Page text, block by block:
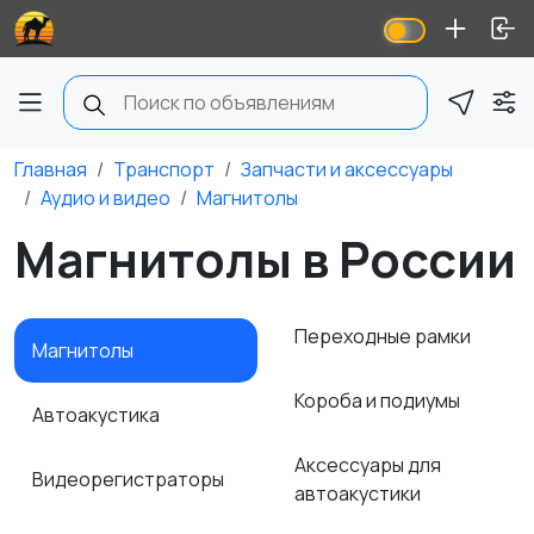
Главная Транспорт
Запчасти и аксессуары
Аудио и видео
Магнитолы
Магнитолы в России
Магнитолы
Автоакустика
Видеорегистраторы
Переходные рамки
Короба и подиумы
Аксессуары для
автоакустики